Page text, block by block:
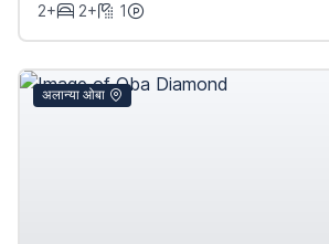
2+
2+ 1
अलान्या ओबा